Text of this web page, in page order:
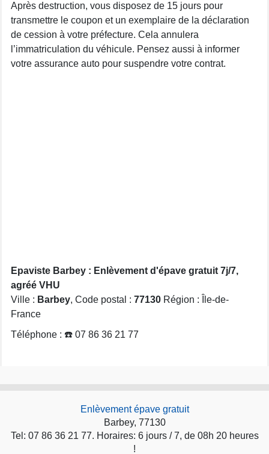
Après destruction, vous disposez de 15 jours pour
transmettre le coupon et un exemplaire de la déclaration
de cession à votre préfecture. Cela annulera
l’immatriculation du véhicule. Pensez aussi à informer
votre assurance auto pour suspendre votre contrat.
Epaviste Barbey : Enlèvement d'épave gratuit 7j/7,
agréé VHU
Ville : Barbey, Code postal : 77130 Région : Île-de-
France
Téléphone : ☎️ 07 86 36 21 77
Enlèvement épave gratuit
Barbey, 77130
Tel: 07 86 36 21 77. Horaires: 6 jours / 7, de 08h 20 heures
!